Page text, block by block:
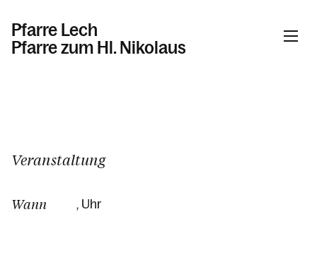
Pfarre Lech
Pfarre zum Hl. Nikolaus
Kalender
Personen
Veranstaltung
Wann , Uhr